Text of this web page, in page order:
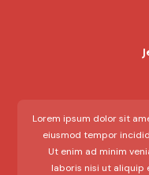
Lorem ipsum dolor sit
eiusmod tempor
Ut enim ad minim
laboris nisi ut aliquip